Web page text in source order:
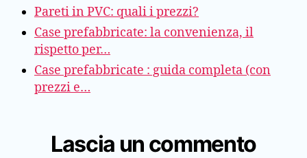
Pareti in PVC: quali i prezzi?
Case prefabbricate: la convenienza, il
rispetto per…
Case prefabbricate : guida completa (con
prezzi e…
Lascia un commento